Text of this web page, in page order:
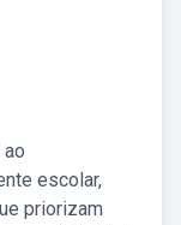
escolar,
priorizam